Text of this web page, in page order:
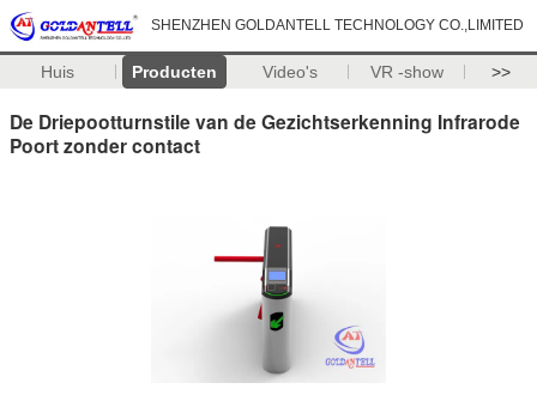
SHENZHEN GOLDANTELL TECHNOLOGY CO.,LIMITED
Huis Producten Video's VR -show >>
De Driepootturnstile van de Gezichtserkenning Infrarode
Poort zonder contact